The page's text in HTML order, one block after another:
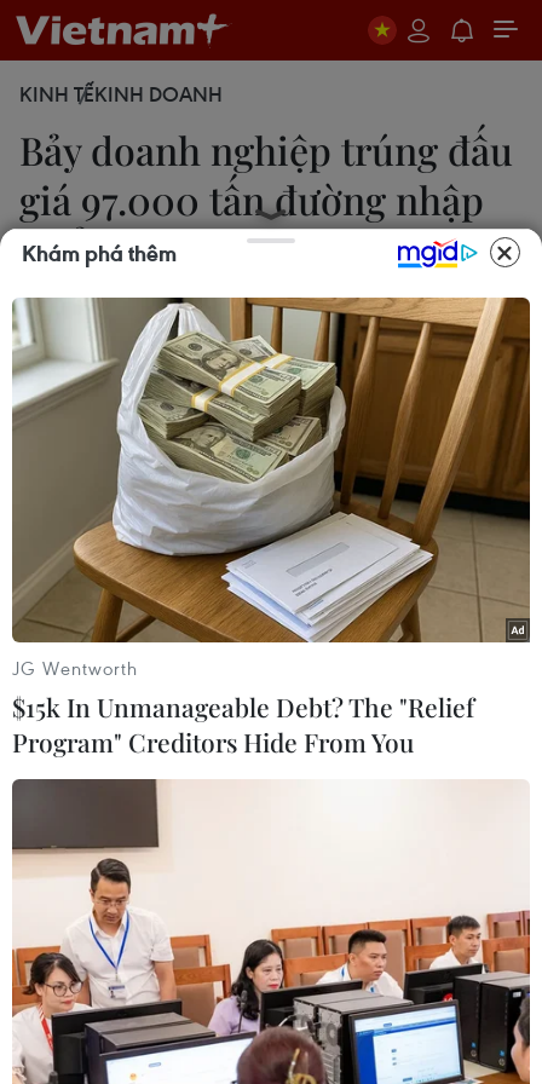
KINH TẾKINH DOANH
Bảy doanh nghiệp trúng đấu
giá 97.000 tấn đường nhập
khẩu
Đức Duy
29/09/2021 08:59
Trong phiên đấu giá ngày 29/9, có 7 doanh
nghiệp trúng đấu giá; trong đó 5 doanh nghiệp
trúng đấu giá nhập khẩu đường thô và 2 doanh
nghiệp trúng đấu giá nhập khẩu đường tinh luyện.
Bộ Công Thương tổ chức phiên đấu giá quyền sử dụng hạn
ngạch thuế quan nhập khẩu đường năm 2021. (Ảnh:
Ngày 29/9, Bộ Công Thương đã tổ chức phiên
đấu giá quyền sử dụng hạn ngạch thuế quan
nhập khẩu 108.000 tấn đường năm 2021, với sự
tham gia của đại diện Hiệp hội Mía đường Việt
Khám phá thêm
JG Wentworth
$15k In Unmanageable Debt? The "Relief
Program" Creditors Hide From You